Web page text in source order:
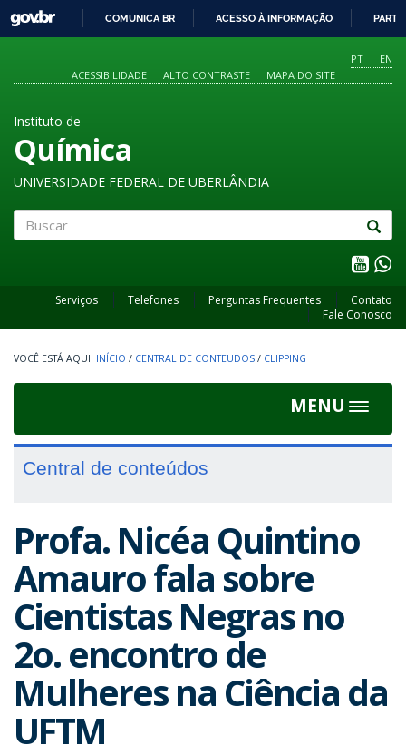
O
CONTEÚDO
GOVBR
COMUNICA BR ACESSO À INFORMAÇÃO
PT
EN
ACESSIBILIDADE
ALTO CONTRASTE MAPA DO SITE
Instituto de
Química
UNIVERSIDADE FEDERAL DE UBERLÂNDIA
Serviços Telefones Perguntas Frequentes
Contato
Fale Conosco
INÍCIO / CENTRAL DE CONTEUDOS / CLIPPING
MENU
Toggle
Central de conteúdos
Profa. Nicéa Quintino
Amauro fala sobre
Cientistas Negras no
2o. encontro de
Mulheres na Ciência da
UFTM